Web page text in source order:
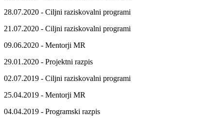
28.07.2020 - Ciljni raziskovalni programi
21.07.2020 - Ciljni raziskovalni programi
09.06.2020 - Mentorji MR
29.01.2020 - Projektni razpis
02.07.2019 - Ciljni raziskovalni programi
25.04.2019 - Mentorji MR
04.04.2019 - Programski razpis